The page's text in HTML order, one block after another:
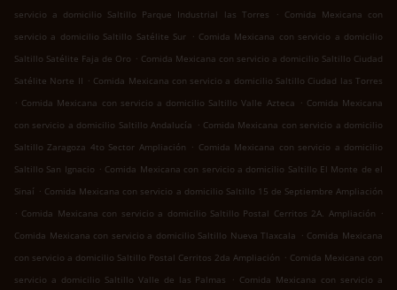
servicio a domicilio Saltillo Parque Industrial las Torres
. Comida Mexicana con
servicio a domicilio Saltillo Satélite Sur . Comida Mexicana con servicio a domicilio
Saltillo Satélite Faja de Oro . Comida Mexicana con servicio a domicilio Saltillo Ciudad
Satélite Norte II . Comida Mexicana con servicio a domicilio Saltillo Ciudad las Torres
. Comida Mexicana con servicio a domicilio Saltillo Valle Azteca . Comida Mexicana
con servicio a domicilio Saltillo Andalucía . Comida Mexicana con servicio a domicilio
Saltillo Zaragoza 4to Sector Ampliación . Comida Mexicana con servicio a domicilio
Saltillo San Ignacio . Comida Mexicana con servicio a domicilio Saltillo El Monte de el
Sinaí . Comida Mexicana con servicio a domicilio Saltillo 15 de Septiembre Ampliación
. Comida Mexicana con servicio a domicilio Saltillo Postal Cerritos 2A. Ampliación .
Comida Mexicana con servicio a domicilio Saltillo Nueva Tlaxcala . Comida Mexicana
con servicio a domicilio Saltillo Postal Cerritos 2da Ampliación . Comida Mexicana con
servicio a domicilio Saltillo Valle de las Palmas
. Comida Mexicana con servicio a